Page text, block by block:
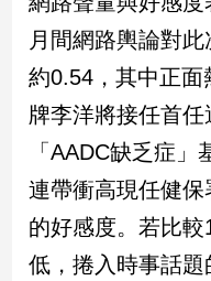
兩
國
際
社
會/
地
冠
月間網路輿論對
約0.54，其中正
牌李洋將接任首
「AADC缺乏症」
連帶衝高現任健
的好感度。若比
低，捲入時事話